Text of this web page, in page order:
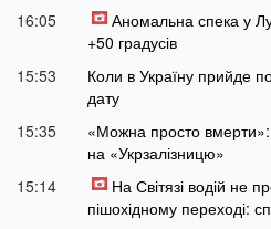
16:05
Аномальна спека у
+50 градусів
15:53
Коли в Україну прийде
дату
15:35
«Можна просто вмерти»:
на «Укрзалізницю»
15:14
На Світязі водій не
пішохідному переході: